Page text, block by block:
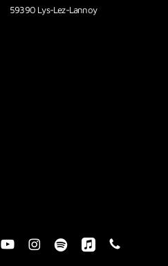
59390 Lys-Lez-Lannoy
youtubeinstagram
spotify applemusicphone